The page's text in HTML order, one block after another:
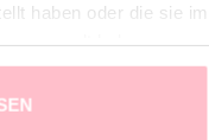
haben oder die sie im